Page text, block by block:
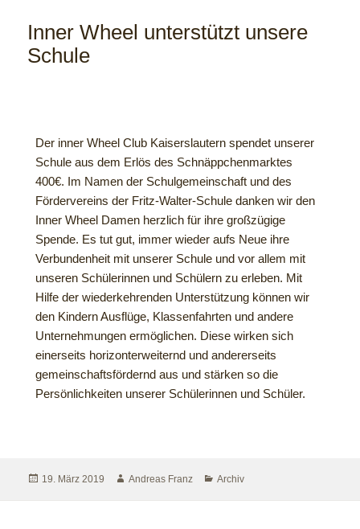
Inner Wheel unterstützt unsere
Schule
Der inner Wheel Club Kaiserslautern spendet unserer
Schule aus dem Erlös des Schnäppchenmarktes
400€. Im Namen der Schulgemeinschaft und des
Fördervereins der Fritz-Walter-Schule danken wir den
Inner Wheel Damen herzlich für ihre großzügige
Spende. Es tut gut, immer wieder aufs Neue ihre
Verbundenheit mit unserer Schule und vor allem mit
unseren Schülerinnen und Schülern zu erleben. Mit
Hilfe der wiederkehrenden Unterstützung können wir
den Kindern Ausflüge, Klassenfahrten und andere
Unternehmungen ermöglichen. Diese wirken sich
einerseits horizonterweiternd und andererseits
gemeinschaftsfördernd aus und stärken so die
Persönlichkeiten unserer Schülerinnen und Schüler.
19. März 2019 Andreas Franz Archiv